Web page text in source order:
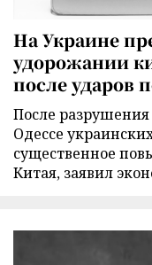
На Украине
удорожании
после ударов
После
Одессе
существенное
Китая, заявил